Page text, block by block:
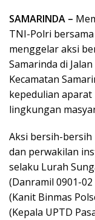
SAMARINDA –
TNI-Polri
menggelar aksi
Samarinda di
Kecamatan
kepedulian
lingkungan
Aksi bersih-
dan perwakilan
selaku Lurah
(Danramil 0901-
(Kanit Binmas
(Kepala UPTD